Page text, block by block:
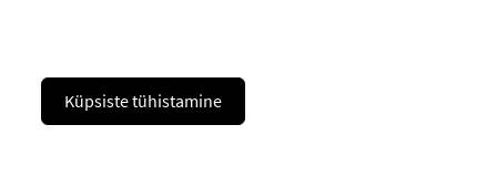
Küpsiste tühistamine